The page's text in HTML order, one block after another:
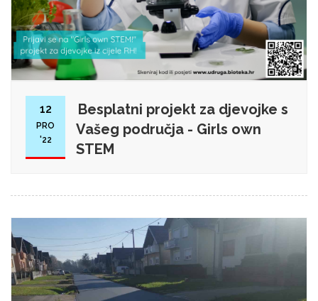
12
PRO
'22
Besplatni projekt za djevojke s
Vašeg područja - Girls own
STEM